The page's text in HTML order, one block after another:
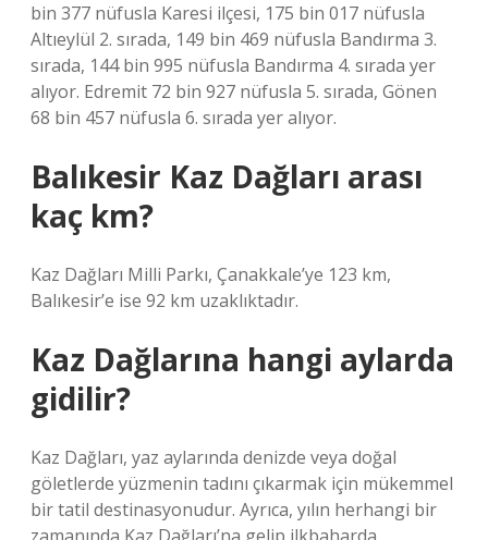
bin 377 nüfusla Karesi ilçesi, 175 bin 017 nüfusla
Altıeylül 2. sırada, 149 bin 469 nüfusla Bandırma 3.
sırada, 144 bin 995 nüfusla Bandırma 4. sırada yer
alıyor. Edremit 72 bin 927 nüfusla 5. sırada, Gönen
68 bin 457 nüfusla 6. sırada yer alıyor.
Balıkesir Kaz Dağları arası
kaç km?
Kaz Dağları Milli Parkı, Çanakkale’ye 123 km,
Balıkesir’e ise 92 km uzaklıktadır.
Kaz Dağlarına hangi aylarda
gidilir?
Kaz Dağları, yaz aylarında denizde veya doğal
göletlerde yüzmenin tadını çıkarmak için mükemmel
bir tatil destinasyonudur. Ayrıca, yılın herhangi bir